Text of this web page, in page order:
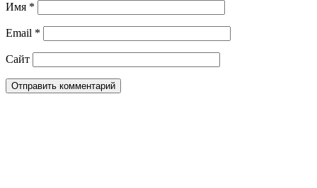
Имя *
Email *
Сайт